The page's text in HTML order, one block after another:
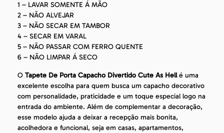
1 – LAVAR SOMENTE Á MÃO
2 – NÃO ALVEJAR
3 – NÃO SECAR EM TAMBOR
4 – SECAR EM VARAL
5 – NÃO PASSAR COM FERRO QUENTE
6 – NÃO LIMPAR Á SECO
O Tapete De Porta Capacho Divertido Cute As Hellé uma
excelente escolha para quem busca um capacho decorativo
com personalidade, praticidade e um toque especial logo na
entrada do ambiente. Além de complementar a decoração,
esse modelo ajuda a deixar a recepção mais bonita,
acolhedora e funcional, seja em casas, apartamentos,